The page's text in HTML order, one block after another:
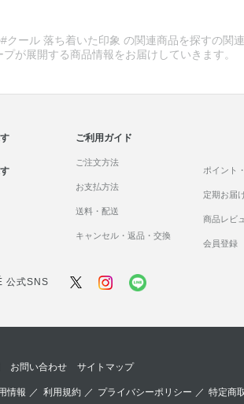
クール 落ち着いた印象 の関連商品を探すの関
プが展開する商品情報をお届けしていきます。
ご利用ガイド
ご注文方法
お支払方法
送料・配送
キャンセル・返品・交換
ポイント
定期お届
商品レビ
会員登録
公式SNS
お問い合わせ サイトマップ
情報 ／ 利用規約／ プライバシーポリシー ／ 特定商